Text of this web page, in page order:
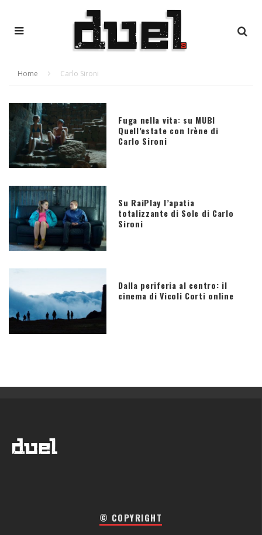
Home Carlo Sironi
Fuga nella vita: su MUBI
Quell’estate con Irène di
Carlo Sironi
Su RaiPlay l’apatia
totalizzante di Sole di Carlo
Sironi
Dalla periferia al centro: il
cinema di Vicoli Corti online
© COPYRIGHT